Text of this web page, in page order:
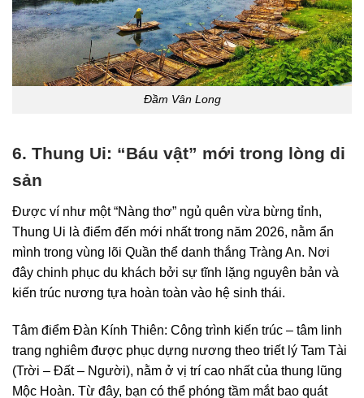
Đầm Vân Long
6. Thung Ui: “Báu vật” mới trong lòng di
sản
Được ví như một “Nàng thơ” ngủ quên vừa bừng tỉnh,
Thung Ui là điểm đến mới nhất trong năm 2026, nằm ẩn
mình trong vùng lõi Quần thể danh thắng Tràng An. Nơi
đây chinh phục du khách bởi sự tĩnh lặng nguyên bản và
kiến trúc nương tựa hoàn toàn vào hệ sinh thái.
Tâm điểm Đàn Kính Thiên: Công trình kiến trúc – tâm linh
trang nghiêm được phục dựng nương theo triết lý Tam Tài
(Trời – Đất – Người), nằm ở vị trí cao nhất của thung lũng
Mộc Hoàn. Từ đây, bạn có thể phóng tầm mắt bao quát